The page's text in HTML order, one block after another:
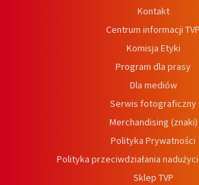
Kontakt
Centrum informacji TVP
Komisja Etyki
Program dla prasy
Dla mediów
Serwis fotograficzny
Merchandising (znaki)
Polityka Prywatności
Polityka przeciwdziałania
Sklep TVP